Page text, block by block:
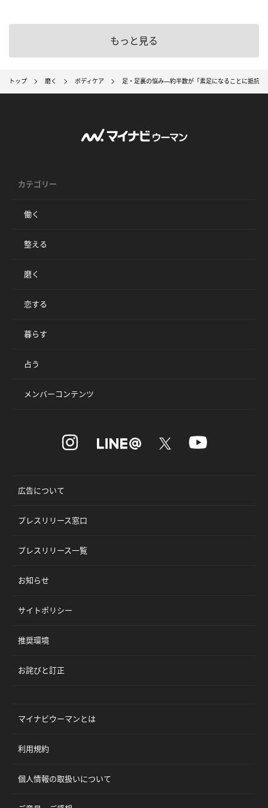
もっと見る
トップ 磨く ボディケア 足・足裏の悩み―約半数が「素足になることに抵抗が
カテゴリー
働く
整える
磨く
恋する
暮らす
占う
メンバーコンテンツ
広告について
プレスリリース窓口
プレスリリース一覧
お知らせ
サイトポリシー
推奨環境
お詫びと訂正
マイナビウーマンとは
利用規約
個人情報の取扱いについて